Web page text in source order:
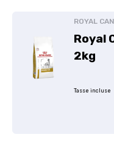
ROYAL
Royal
2kg
Tasse incluse